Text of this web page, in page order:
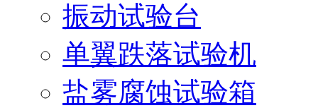
振动试验台
单翼跌落试验机
盐雾腐蚀试验箱